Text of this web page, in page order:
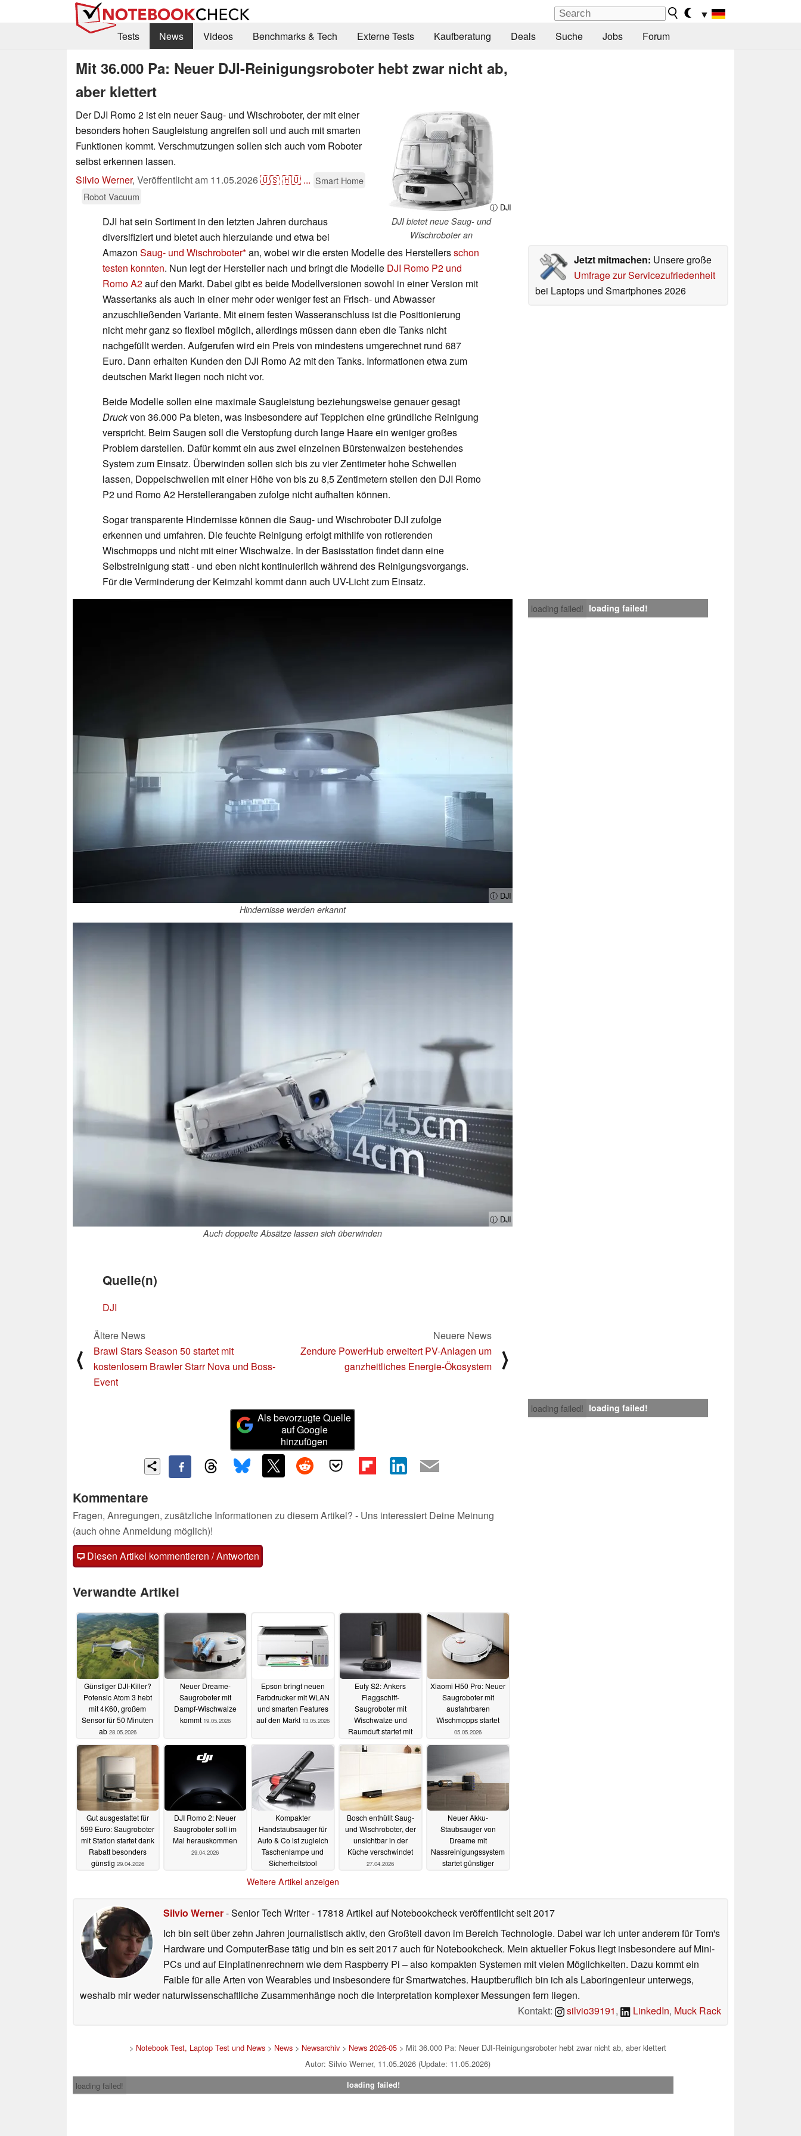
▼
Tests
News Videos Benchmarks & Tech Externe Tests Kaufberatung Deals Suche Jobs Forum
Mit 36.000 Pa: Neuer DJI-Reinigungsroboter hebt zwar nicht ab,
aber klettert
ⓘ DJI
DJI bietet neue Saug- und
Wischroboter an
Der DJI Romo 2 ist ein neuer Saug- und Wischroboter, der mit einer
besonders hohen Saugleistung angreifen soll und auch mit smarten
Funktionen kommt. Verschmutzungen sollen sich auch vom Roboter
selbst erkennen lassen.
Silvio Werner, Veröffentlicht am 11.05.2026🇺🇸🇭🇺 ... Smart Home
Robot Vacuum
Jetzt mitmachen: Unsere große
Umfrage zur Servicezufriedenheit
bei Laptops und Smartphones 2026
DJI hat sein Sortiment in den letzten Jahren durchaus
diversifiziert und bietet auch hierzulande und etwa bei
Amazon Saug- und Wischroboter an, wobei wir die ersten Modelle des Herstellersschon
testen konnten. Nun legt der Hersteller nach und bringt die Modelle DJI Romo P2 und
Romo A2auf den Markt. Dabei gibt es beide Modellversionen sowohl in einer Version mit
Wassertanks als auch in einer mehr oder weniger fest an Frisch- und Abwasser
anzuschließenden Variante. Mit einem festen Wasseranschluss ist die Positionierung
nicht mehr ganz so flexibel möglich, allerdings müssen dann eben die Tanks nicht
nachgefüllt werden. Aufgerufen wird ein Preis von mindestens umgerechnet rund 687
Euro. Dann erhalten Kunden den DJI Romo A2 mit den Tanks. Informationen etwa zum
deutschen Markt liegen noch nicht vor.
Beide Modelle sollen eine maximale Saugleistung beziehungsweise genauer gesagt
Druckvon 36.000 Pa bieten, was insbesondere auf Teppichen eine gründliche Reinigung
verspricht. Beim Saugen soll die Verstopfung durch lange Haare ein weniger großes
Problem darstellen. Dafür kommt ein aus zwei einzelnen Bürstenwalzen bestehendes
System zum Einsatz. Überwinden sollen sich bis zu vier Zentimeter hohe Schwellen
lassen, Doppelschwellen mit einer Höhe von bis zu 8,5 Zentimetern stellen den DJI Romo
P2 und Romo A2 Herstellerangaben zufolge nicht aufhalten können.
Sogar transparente Hindernisse können die Saug- und Wischroboter DJI zufolge
erkennen und umfahren. Die feuchte Reinigung erfolgt mithilfe von rotierenden
Wischmopps und nicht mit einer Wischwalze. In der Basisstation findet dann eine
Selbstreinigung statt - und eben nicht kontinuierlich während des Reinigungsvorgangs.
Für die Verminderung der Keimzahl kommt dann auch UV-Licht zum Einsatz.
loading failed! loading failed!
ⓘ DJI
Hindernisse werden erkannt
ⓘ DJI
Auch doppelte Absätze lassen sich überwinden
Quelle(n)
DJI
⟨
Ältere News
Brawl Stars Season 50 startet mit
kostenlosem Brawler Starr Nova und Boss-
Event
Neuere News
Zendure PowerHub erweitert PV-Anlagen um
ganzheitliches Energie-Ökosystem
⟩
loading failed! loading failed!
Als bevorzugte Quelle
auf Google
hinzufügen
Kommentare
Fragen, Anregungen, zusätzliche Informationen zu diesem Artikel? - Uns interessiert Deine Meinung
(auch ohne Anmeldung möglich)!
Diesen Artikel kommentieren / Antworten
Verwandte Artikel
Günstiger DJI-Killer?
Potensic Atom 3 hebt
mit 4K60, großem
Sensor für 50 Minuten
ab 28.05.2026
Neuer Dreame-
Saugroboter mit
Dampf-Wischwalze
kommt 19.05.2026
Epson bringt neuen
Farbdrucker mit WLAN
und smarten Features
auf den Markt 13.05.2026
Eufy S2: Ankers
Flaggschiff-
Saugroboter mit
Wischwalze und
Raumduft startet mit
Geschenk
07.05.2026
Xiaomi H50 Pro: Neuer
Saugroboter mit
ausfahrbaren
Wischmopps startet
05.05.2026
Gut ausgestattet für
599 Euro: Saugroboter
mit Station startet dank
Rabatt besonders
günstig 29.04.2026
DJI Romo 2: Neuer
Saugroboter soll im
Mai herauskommen
29.04.2026
Kompakter
Handstaubsauger für
Auto & Co ist zugleich
Taschenlampe und
Sicherheitstool
Bosch enthüllt Saug-
und Wischroboter, der
unsichtbar in der
Küche verschwindet
27.04.2026
Neuer Akku-
Staubsauger von
Dreame mit
Nassreinigungssystem
startet günstiger
Weitere Artikel anzeigen
Silvio Werner- Senior Tech Writer- 17818 Artikel auf Notebookcheck veröffentlichtseit 2017
Ich bin seit über zehn Jahren journalistisch aktiv, den Großteil davon im Bereich Technologie. Dabei war ich unter anderem für Tom's
Hardware und ComputerBase tätig und bin es seit 2017 auch für Notebookcheck. Mein aktueller Fokus liegt insbesondere auf Mini-
PCs und auf Einplatinenrechnern wie dem Raspberry Pi – also kompakten Systemen mit vielen Möglichkeiten. Dazu kommt ein
Faible für alle Arten von Wearables und insbesondere für Smartwatches. Hauptberuflich bin ich als Laboringenieur unterwegs,
weshalb mir weder naturwissenschaftliche Zusammenhänge noch die Interpretation komplexer Messungen fern liegen.
Kontakt:
silvio39191, LinkedIn, Muck Rack
> Notebook Test, Laptop Test und News> News> Newsarchiv> News 2026-05> Mit 36.000 Pa: Neuer DJI-Reinigungsroboter hebt zwar nicht ab, aber klettert
Autor: Silvio Werner, 11.05.2026 (Update: 11.05.2026)
loading failed!
loading failed!